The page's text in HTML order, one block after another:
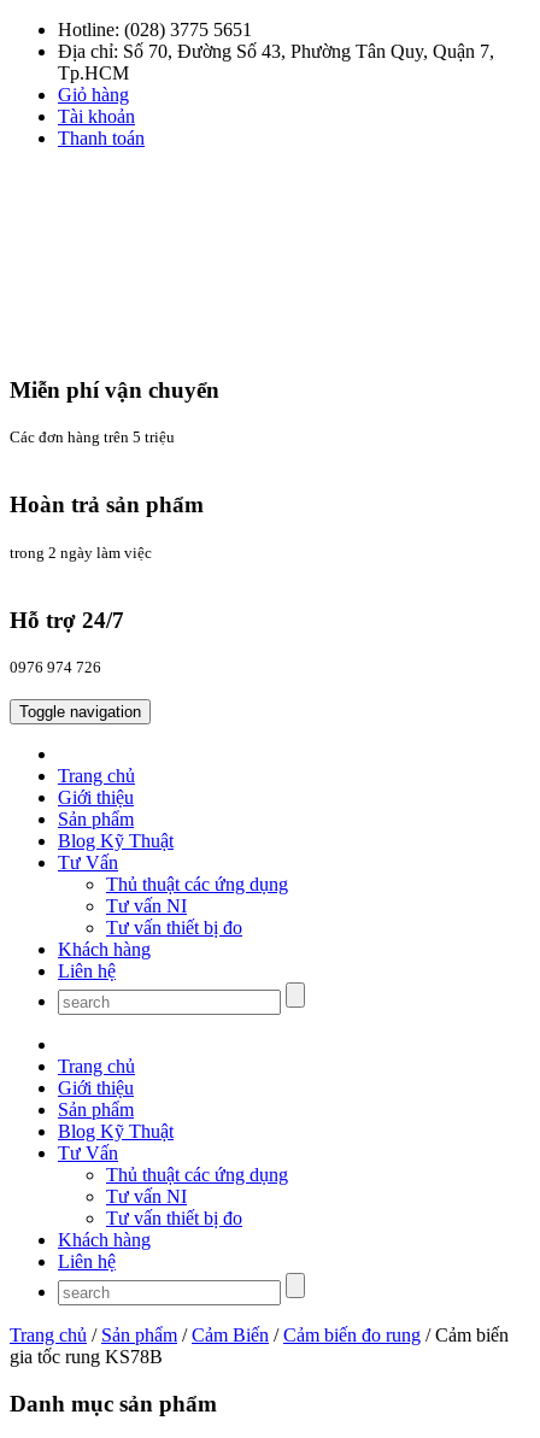
Hotline: (028) 3775 5651
Địa chỉ: Số 70, Đường Số 43, Phường Tân Quy, Quận 7,
Tp.HCM
Giỏ hàng
Tài khoản
Thanh toán
Miễn phí vận chuyển
Các đơn hàng trên 5 triệu
Hoàn trả sản phẩm
trong 2 ngày làm việc
Hỗ trợ 24/7
0976 974 726
Toggle navigation
Trang chủ
Giới thiệu
Sản phẩm
Blog Kỹ Thuật
Tư Vấn
Thủ thuật các ứng dụng
Tư vấn NI
Tư vấn thiết bị đo
Khách hàng
Liên hệ
Trang chủ
Giới thiệu
Sản phẩm
Blog Kỹ Thuật
Tư Vấn
Thủ thuật các ứng dụng
Tư vấn NI
Tư vấn thiết bị đo
Khách hàng
Liên hệ
Trang chủ / Sản phẩm /Cảm Biến /Cảm biến đo rung / Cảm biến
gia tốc rung KS78B
Danh mục sản phẩm